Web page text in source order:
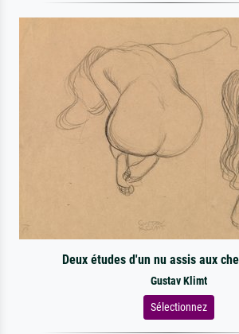
Deux études d'un nu assis aux
Gustav Klimt
Sélectionnez